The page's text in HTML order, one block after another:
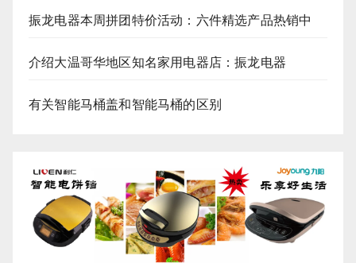
振龙电器本周拼团特价活动：六件精选产品热销中
介绍大温哥华地区知名家用电器店：振龙电器
有关智能马桶盖和智能马桶的区别